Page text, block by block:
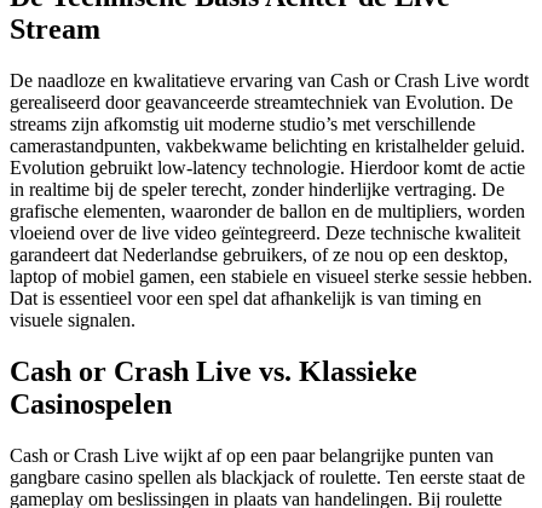
Stream
De naadloze en kwalitatieve ervaring van Cash or Crash Live wordt
gerealiseerd door geavanceerde streamtechniek van Evolution. De
streams zijn afkomstig uit moderne studio’s met verschillende
camerastandpunten, vakbekwame belichting en kristalhelder geluid.
Evolution gebruikt low-latency technologie. Hierdoor komt de actie
in realtime bij de speler terecht, zonder hinderlijke vertraging. De
grafische elementen, waaronder de ballon en de multipliers, worden
vloeiend over de live video geïntegreerd. Deze technische kwaliteit
garandeert dat Nederlandse gebruikers, of ze nou op een desktop,
laptop of mobiel gamen, een stabiele en visueel sterke sessie hebben.
Dat is essentieel voor een spel dat afhankelijk is van timing en
visuele signalen.
Cash or Crash Live vs. Klassieke
Casinospelen
Cash or Crash Live wijkt af op een paar belangrijke punten van
gangbare casino spellen als blackjack of roulette. Ten eerste staat de
gameplay om beslissingen in plaats van handelingen. Bij roulette